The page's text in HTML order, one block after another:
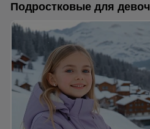
Подростковые для